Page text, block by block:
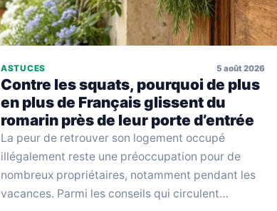
ASTUCES 5 août 2026
Contre les squats, pourquoi de plus
en plus de Français glissent du
romarin près de leur porte d’entrée
La peur de retrouver son logement occupé
illégalement reste une préoccupation pour de
nombreux propriétaires, notamment pendant les
vacances. Parmi les conseils qui circulent…